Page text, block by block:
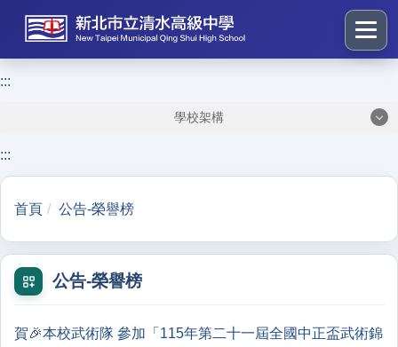
到
:::
學校架構
:::
首頁 公告-榮譽榜
公告-榮譽榜
賀🎉本校武術隊 參加「115年第二十一屆全國中正盃武術錦